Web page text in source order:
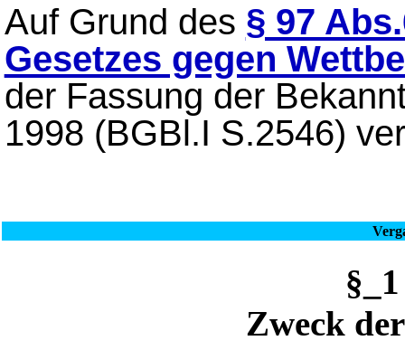
Auf Grund des § 97
Gesetzes gegen
der Fassung der
1998 (BGBl.I S.2546)
Zweck